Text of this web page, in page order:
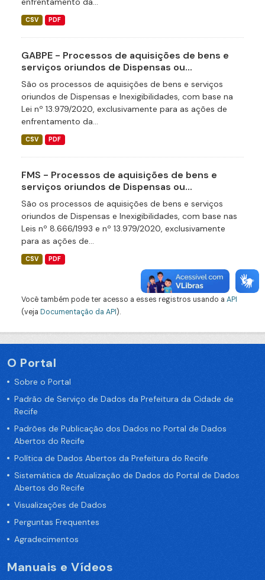
CSV PDF
GABPE - Processos de aquisições de bens e
serviços oriundos de Dispensas ou...
São os processos de aquisições de bens e serviços
oriundos de Dispensas e Inexigibilidades, com base na
Lei nº 13.979/2020, exclusivamente para as ações de
enfrentamento da...
CSV PDF
FMS - Processos de aquisições de bens e
serviços oriundos de Dispensas ou...
São os processos de aquisições de bens e serviços
oriundos de Dispensas e Inexigibilidades, com base nas
Leis nº 8.666/1993 e nº 13.979/2020, exclusivamente
para as ações de...
CSV PDF
Você também pode ter acesso a esses registros usando a API
(veja Documentação da API).
O Portal
Sobre o Portal
Padrão de Serviço de Dados da Prefeitura da Cidade de
Recife
Padrões de Publicação dos Dados no Portal de Dados
Abertos do Recife
Política de Dados Abertos da Prefeitura do Recife
Sistemática de Atualização de Dados do Portal de Dados
Abertos do Recife
Visualizações de Dados
Perguntas Frequentes
Agradecimentos
Manuais e Vídeos